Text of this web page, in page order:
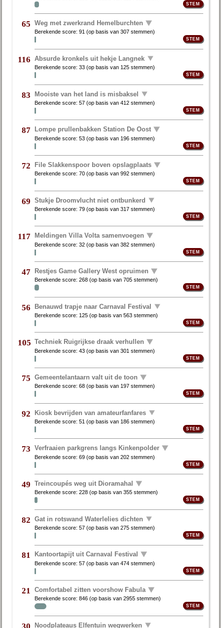
65 Weg met zwerkrand Hemelburchten
Berekende score:91 (op basis van307 stemmen)
116 Absurde kronkels uit hekje Langnek
Berekende score:33 (op basis van 125 stemmen)
83 Mooiste van het land is misbaksel
Berekende score:57 (op basis van412 stemmen)
87 Lompe prullenbakken Station De Oost
Berekende score:53 (op basis van 196 stemmen)
72 File Slakkenspoor boven opslagplaats
Berekende score:70 (op basis van992 stemmen)
69 Stukje Droomvlucht niet ontbunkerd
Berekende score:79 (op basis van317 stemmen)
117 Meldingen Villa Volta samenvoegen
Berekende score:32 (op basis van382 stemmen)
47 Restjes Game Gallery West opruimen
Berekende score:268 (op basis van705 stemmen)
56 Benauwd trapje naar Carnaval Festival
Berekende score: 125 (op basis van563 stemmen)
105 Techniek Ruigrijkse draak verhullen
Berekende score:43 (op basis van301 stemmen)
75 Gemeentelantaarn valt uit de toon
Berekende score:68 (op basis van 197 stemmen)
92 Kiosk bevrijden van amateurfanfares
Berekende score:51 (op basis van 186 stemmen)
73 Verfraaien parkgrens langs Kinkenpolder
Berekende score:69 (op basis van202 stemmen)
49 Treincoupés weg uit Dioramahal
Berekende score:228 (op basis van355 stemmen)
82 Gat in rotswand Waterlelies dichten
Berekende score:57 (op basis van275 stemmen)
81 Kantoortapijt uit Carnaval Festival
Berekende score:57 (op basis van474 stemmen)
21 Comfortabel zitten voorshow Fabula
Berekende score:846 (op basis van2955 stemmen)
Noodplateaus Elfentuin wegwerken